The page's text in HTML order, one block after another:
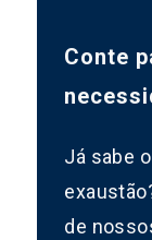
Conte
Já sabe
de